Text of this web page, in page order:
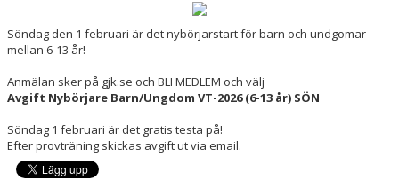
Söndag den 1 februari är det nybörjarstart för barn och undgomar
mellan 6-13 år!
Anmälan sker på gjk.se och BLI MEDLEM och välj
Avgift Nybörjare Barn/Ungdom VT-2026 (6-13 år) SÖN
Söndag 1 februari är det gratis testa på!
Efter provträning skickas avgift ut via email.